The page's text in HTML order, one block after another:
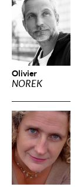
Olivier
NOREK